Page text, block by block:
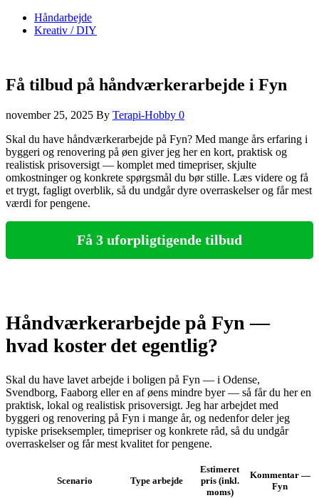
Håndarbejde
Kreativ / DIY
Få tilbud på håndværkerarbejde i Fyn
november 25, 2025 By Terapi-Hobby 0
Skal du have håndværkerarbejde på Fyn? Med mange års erfaring i
byggeri og renovering på øen giver jeg her en kort, praktisk og
realistisk prisoversigt — komplet med timepriser, skjulte
omkostninger og konkrete spørgsmål du bør stille. Læs videre og få
et trygt, fagligt overblik, så du undgår dyre overraskelser og får mest
værdi for pengene.
Få 3 uforpligtigende tilbud
Håndværkerarbejde på Fyn —
hvad koster det egentlig?
Skal du have lavet arbejde i boligen på Fyn — i Odense,
Svendborg, Faaborg eller en af øens mindre byer — så får du her en
praktisk, lokal og realistisk prisoversigt. Jeg har arbejdet med
byggeri og renovering på Fyn i mange år, og nedenfor deler jeg
typiske priseksempler, timepriser og konkrete råd, så du undgår
overraskelser og får mest kvalitet for pengene.
Scenario Type arbejde
Estimeret
pris (inkl.
moms)
Kommentar —
Fyn